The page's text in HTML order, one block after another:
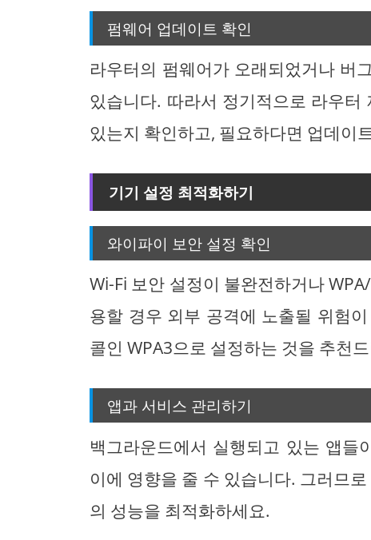
펌웨어 업데이트 확인
라우터의 펌웨어가 오래되었거나 버
있습니다. 따라서 정기적으로 라우
있는지 확인하고, 필요하다면 업데이
기기 설정 최적화하기
와이파이 보안 설정 확인
Wi-Fi 보안 설정이 불완전하거나
용할 경우 외부 공격에 노출될 위험
콜인 WPA3으로 설정하는 것을 추천
앱과 서비스 관리하기
백그라운드에서 실행되고 있는 앱들
이에 영향을 줄 수 있습니다. 그러므
의 성능을 최적화하세요.